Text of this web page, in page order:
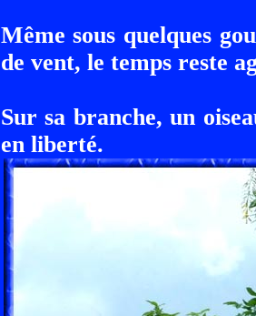
Même sous quelques
de vent, le temps reste
Sur sa branche, un
en liberté.